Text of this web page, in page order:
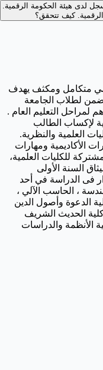
لدى هيئة الحكومة الرقمية.
كيف تتحقق؟
متكامل ومكثف يهدف
لطلاب الجامعة
لمراحل التعليم العام .
لإكساب الطالب
العلمية والنظرية.
الأكاديمية ومهارات
للكليات العلمية،
السنة الأولى
فى الدراسة في أحد
، الحاسب الآلي ،
الدعوة وأصول الدين
كلية الحديث الشريف
الأنظمة والدراسات